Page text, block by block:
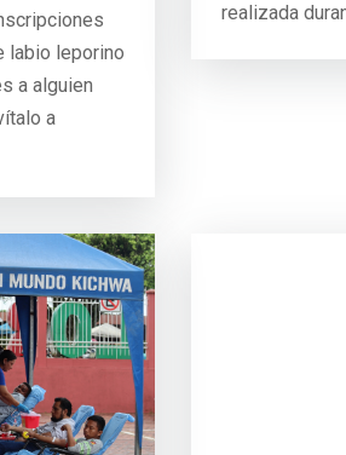
labio leporino
a alguien
a
realizada